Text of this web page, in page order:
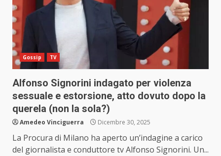
Gossip TV
Alfonso Signorini indagato per violenza
sessuale e estorsione, atto dovuto dopo la
querela (non la sola?)
Amedeo Vinciguerra Dicembre 30, 2025
La Procura di Milano ha aperto un’indagine a carico
del giornalista e conduttore tv Alfonso Signorini. Un...